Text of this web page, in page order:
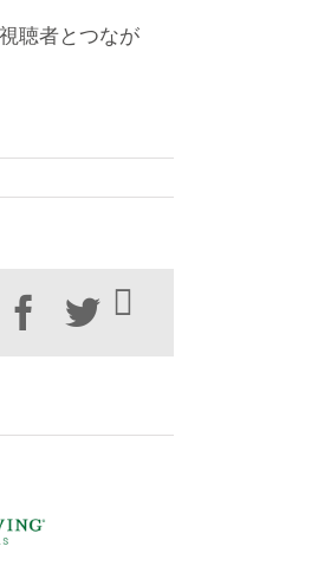
聴者とつなが
Facebook
Twitter